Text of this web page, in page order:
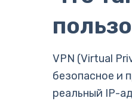
VPN (Virtual
безопасное и
реальный IP-